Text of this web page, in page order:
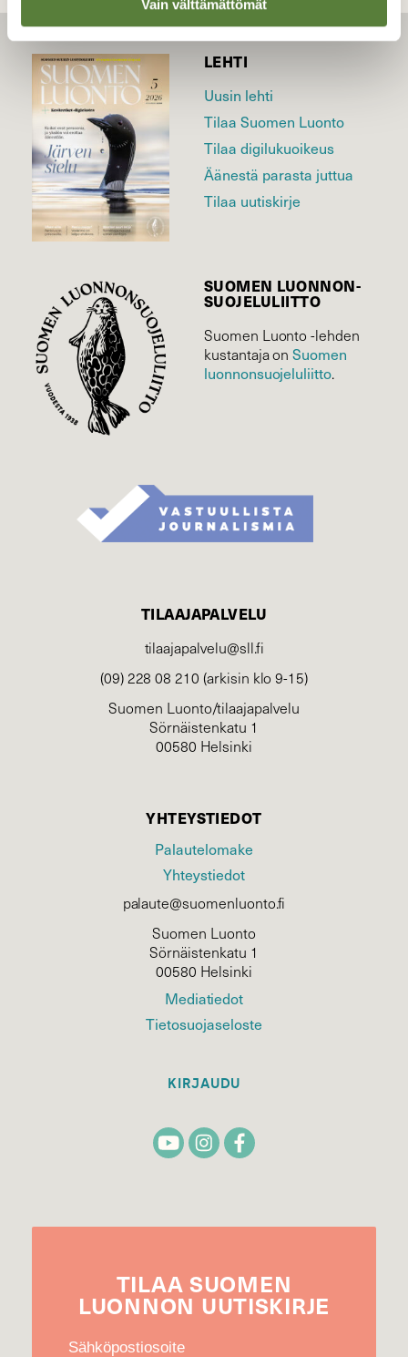
Vain välttämättömät
LEHTI
Uusin lehti
Tilaa Suomen Luonto
Tilaa digilukuoikeus
Äänestä parasta juttua
Tilaa uutiskirje
SUOMEN LUONNON­
SUOJELU­LIITTO
Suomen Luonto -lehden
kustantaja onSuomen
luonnonsuojelu­liitto.
TILAAJAPALVELU
tilaajapalvelu@sll.fi
(09) 228 08 210 (arkisin klo 9-15)
Suomen Luonto/tilaajapalvelu
Sörnäistenkatu 1
00580 Helsinki
YHTEYSTIEDOT
Palautelomake
Yhteystiedot
palaute@suomenluonto.fi
Suomen Luonto
Sörnäistenkatu 1
00580 Helsinki
Mediatiedot
Tietosuojaseloste
KIRJAUDU
TILAA SUOMEN
LUONNON UUTIS­KIRJE
Sähköpostiosoite